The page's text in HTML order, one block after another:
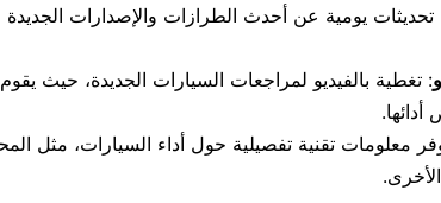
تحديثات يومية عن أحدث الطرازات والإصدارات
: تغطية بالفيديو لمراجعات السيارات الجديدة، حيث
معلومات تقنية تفصيلية حول أداء السيارات، مثل
الأخرى.